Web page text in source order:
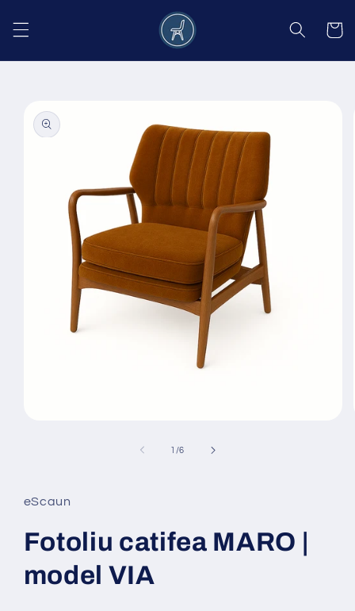
conținut
Coș
informațiile
despre
produs
fereastră
modală
1 /din
6
eScaun
Fotoliu catifea MARO |
model VIA